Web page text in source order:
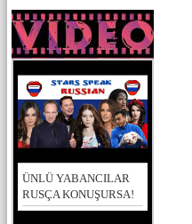
ÜNLÜ YABANCILAR
RUSÇA KONUŞURSA!